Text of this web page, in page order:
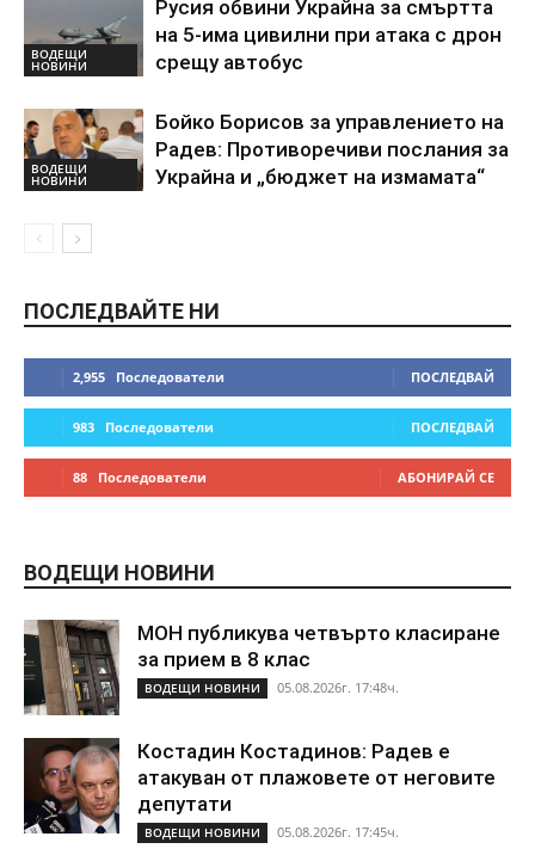
ВОДЕЩИ
НОВИНИ
Русия обвини Украйна за смъртта
на 5-има цивилни при атака с дрон
срещу автобус
ВОДЕЩИ
НОВИНИ
Бойко Борисов за управлението на
Радев: Противоречиви послания за
Украйна и „бюджет на измамата“
ПОСЛЕДВАЙТЕ НИ
2,955 Последователи ПОСЛЕДВАЙ
983 Последователи ПОСЛЕДВАЙ
88 Последователи АБОНИРАЙ СЕ
ВОДЕЩИ НОВИНИ
МОН публикува четвърто класиране
за прием в 8 клас
ВОДЕЩИ НОВИНИ 05.08.2026г. 17:48ч.
Костадин Костадинов: Радев е
атакуван от плажoвете от неговите
депутати
ВОДЕЩИ НОВИНИ 05.08.2026г. 17:45ч.